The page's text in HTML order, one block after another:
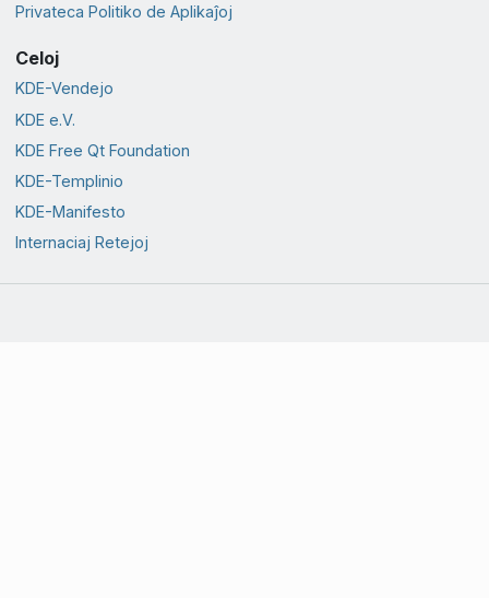
Privateca Politiko de Aplikaĵoj
Celoj
KDE-Vendejo
KDE e.V.
KDE Free Qt Foundation
KDE-Templinio
KDE-Manifesto
Internaciaj Retejoj